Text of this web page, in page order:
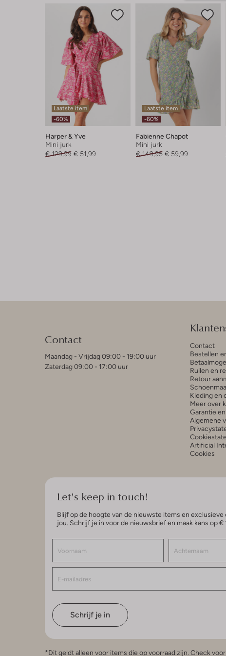
Laatste item
-60%
Harper & Yve
Mini jurk
€ 129,99 € 51,99
Laatste item
-60%
Fabienne Chapot
Mini jurk
€ 149,95 € 59,99
Contact
Maandag - Vrijdag 09:00 - 19:00 uur
Zaterdag 09:00 - 17:00 uur
Contact
Bestellen
Ruilen en
Retour
Kleding en
Meer over
Garantie
Algemene
Artificial
Cookies
Let's keep in touch!
Blijf op de hoogte van de nieuwste items en exclusieve
jou. Schrijf je in voor de nieuwsbrief en maak kans op €
Schrijf je in
*Dit geldt alleen voor items die op voorraad zijn. Check